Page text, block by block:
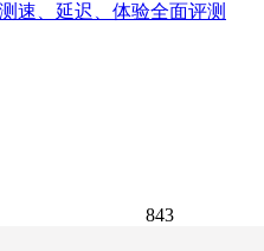
速、延迟、体验全面评测
843